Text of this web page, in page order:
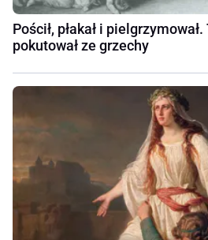
Pościł, płakał i
pokutował ze grzechy